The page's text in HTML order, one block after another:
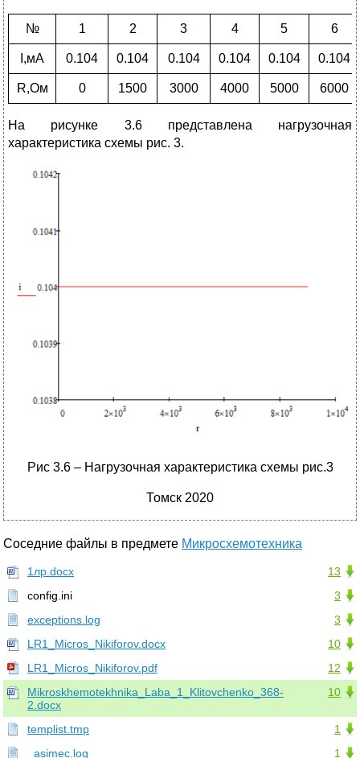
№ 1 2 3 4 5 6
I,мА 0.104 0.104 0.104 0.104 0.104 0.104
R,Ом 0 1500 3000 4000 5000 6000
На рисунке 3.6 представлена нагрузочная
характеристика схемы рис. 3.
Рис 3.6 – Нагрузочная характеристика схемы рис.3
Томск 2020
Соседние файлы в предмете Микросхемотехника
13
1лр.docx
3
config.ini
3
exceptions.log
10
LR1_Micros_Nikiforov.docx
12
LR1_Micros_Nikiforov.pdf
10
Mikroskhemotekhnika_Laba_1_Klitovchenko_368-
2.docx
1
templist.tmp
1
_asimec.log